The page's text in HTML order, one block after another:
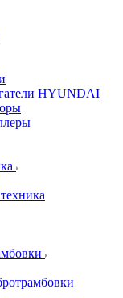
HYUNDAI